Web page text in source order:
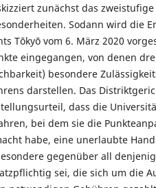
zunächst das
Sodann wird die
Tōkyō vom 6. März 2020
eingegangen, von denen
besondere
darstellen. Das
dass die
bei dem sie die
habe, eine unerlaubte
gegenüber all
sei, die sich um die